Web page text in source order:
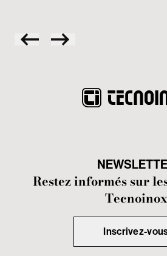
Restez informés sur
Tecnoinox
Inscrivez-